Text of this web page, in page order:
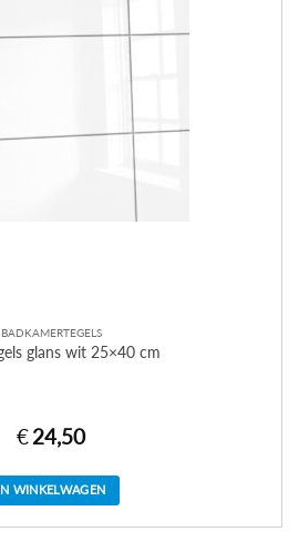
BADKAMERTEGELS
glans wit 25×40 cm
€24,50
WINKELWAGEN